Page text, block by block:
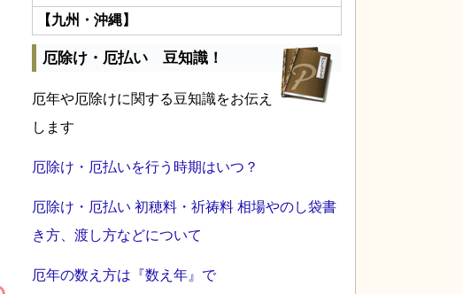
【九州・沖縄】
厄除け・厄払い 豆知識！
厄年や厄除けに関する豆知識をお伝え
します
厄除け・厄払いを行う時期はいつ？
厄除け・厄払い 初穂料・祈祷料 相場やのし袋書
き方、渡し方などについて
厄年の数え方は『数え年』で